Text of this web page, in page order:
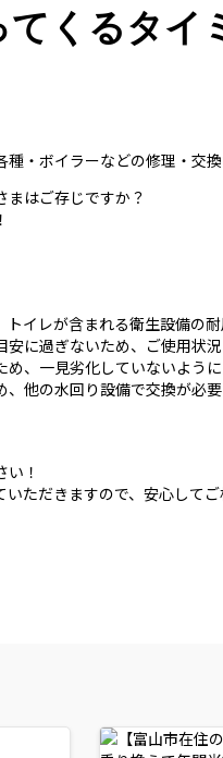
くるタイ
・ボイラーなどの修理・交換
まはご存じですか？
イレが含まれる衛生設備の耐
に過ぎないため、ご使用状
、一見劣化していないよう
他の水回り設備で交換が必
！
ただきますので、安心してご